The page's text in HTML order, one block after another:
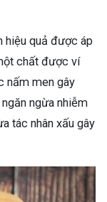
hiệu quả được áp
chất được ví
nấm men gây
ngừa nhiễm
tác nhân xấu gây